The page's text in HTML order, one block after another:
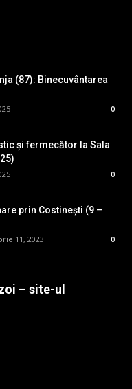
(87): Binecuvântarea
0
și fermecător la Sala
0
prin Costinești (9 –
11, 2023 0
– site-ul